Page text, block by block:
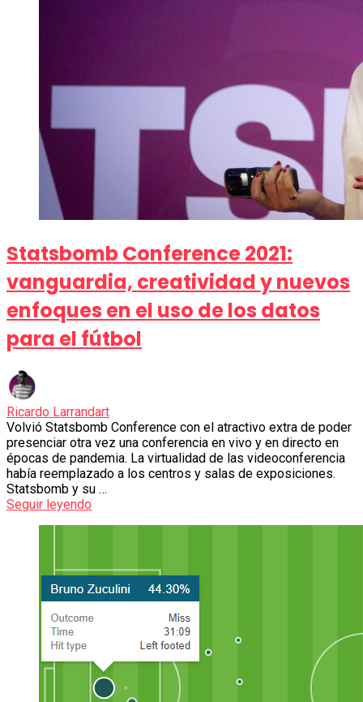
Statsbomb Conference 2021:
vanguardia, creatividad y nuevos
enfoques en el uso de los datos
para el fútbol
Ricardo Larrandart
Volvió Statsbomb Conference con el atractivo extra de poder
presenciar otra vez una conferencia en vivo y en directo en
épocas de pandemia. La virtualidad de las videoconferencia
había reemplazado a los centros y salas de exposiciones.
Statsbomb y su …
Seguir leyendo